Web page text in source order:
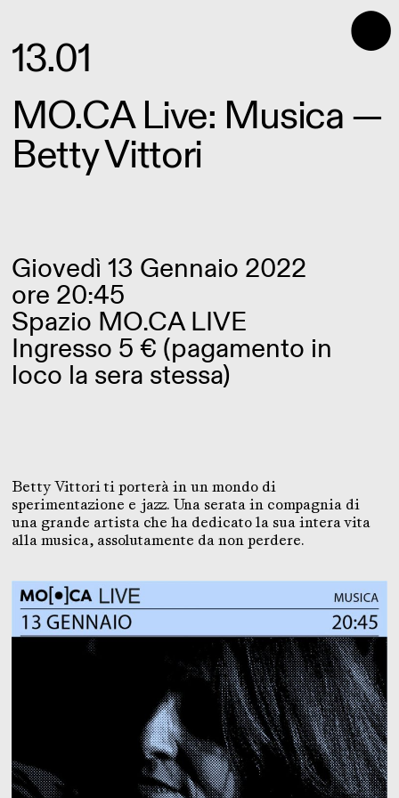
⬤
13.01
MO.CA Live: Musica —
Betty Vittori
Giovedì 13 Gennaio 2022
ore 20:45
Spazio MO.CA LIVE
Ingresso 5 € (pagamento in
loco la sera stessa)
Betty Vittori ti porterà in un mondo di
sperimentazione e jazz. Una serata in compagnia di
una grande artista che ha dedicato la sua intera vita
alla musica, assolutamente da non perdere.